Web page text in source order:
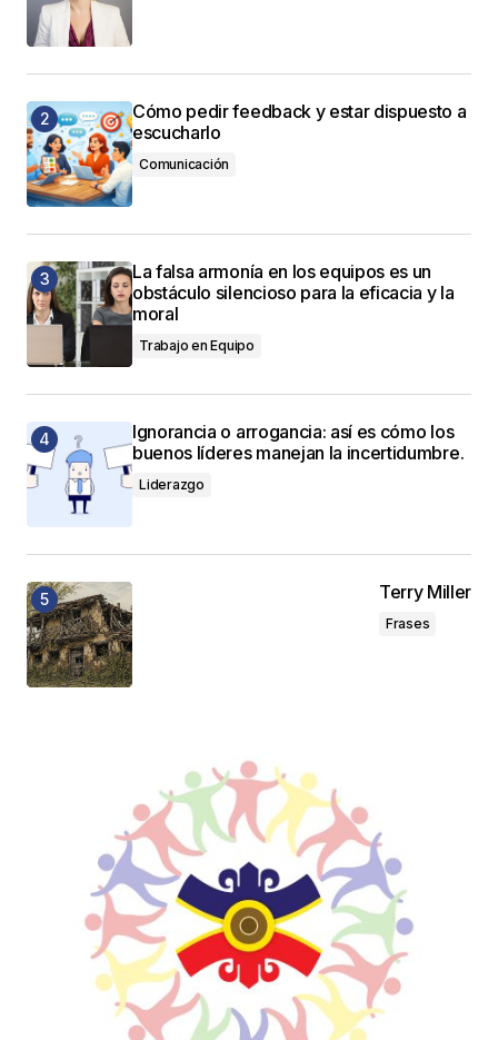
Cómo pedir feedback y estar dispuesto a
escucharlo
Comunicación
La falsa armonía en los equipos es un
obstáculo silencioso para la eficacia y la
moral
Trabajo en Equipo
Ignorancia o arrogancia: así es cómo los
buenos líderes manejan la incertidumbre.
Liderazgo
Terry Miller
Frases